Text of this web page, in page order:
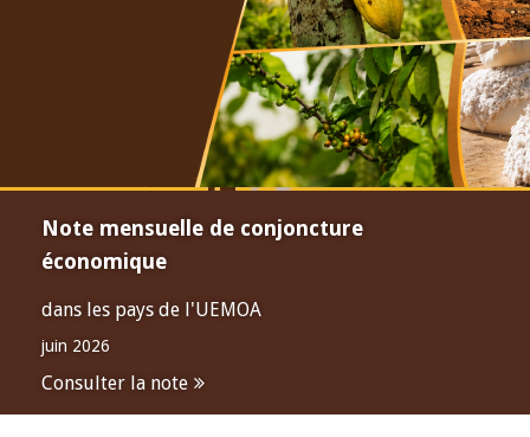
Note mensuelle de conjoncture
économique
dans les pays de l'UEMOA
juin 2026
Consulter la note